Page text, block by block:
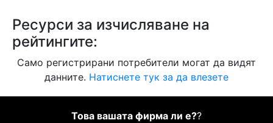
Ресурси за изчисляване на
рейтингите:
Само регистрирани потребители могат да видят
данните. Натиснете тук за да влезете
Това вашата фирма ли е??